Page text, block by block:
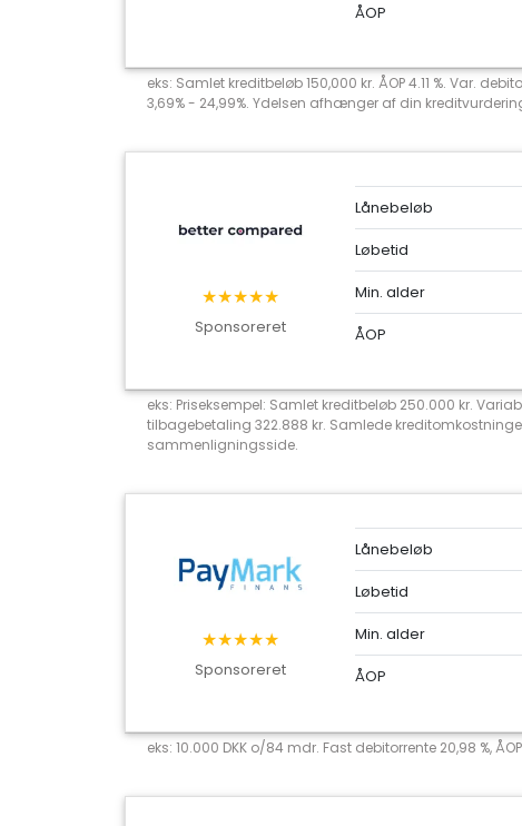
ÅOP
eks: Samlet kreditbeløb 150,000 kr. ÅOP 4.11 %. Var.
3,69% - 24,99%. Ydelsen afhænger af din
★★★★★
Sponsoreret
Lånebeløb
Løbetid
Min. alder
ÅOP
eks: Priseksempel: Samlet kreditbeløb 250.000 kr.
tilbagebetaling 322.888 kr. Samlede
sammenligningsside.
★★★★★
Sponsoreret
Lånebeløb
Løbetid
Min. alder
ÅOP
eks: 10.000 DKK o/84 mdr. Fast debitorrente 20,98 %,